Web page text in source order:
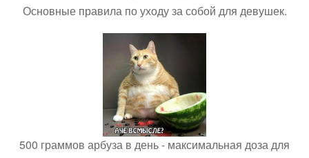
Основные правила по уходу за собой для девушек.
500 граммов арбуза в день - максимальная доза для